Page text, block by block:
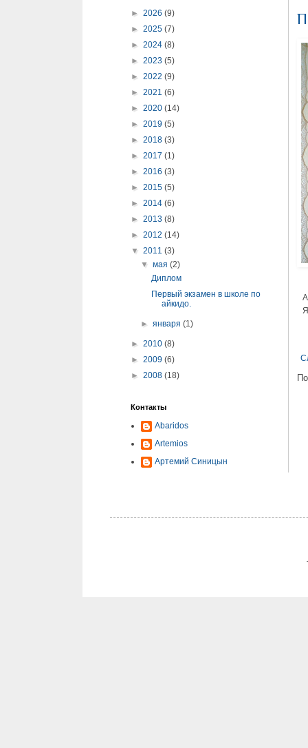
► 2026 (9)
► 2025 (7)
► 2024 (8)
► 2023 (5)
► 2022 (9)
► 2021 (6)
► 2020 (14)
► 2019 (5)
► 2018 (3)
► 2017 (1)
► 2016 (3)
► 2015 (5)
► 2014 (6)
► 2013 (8)
► 2012 (14)
▼ 2011 (3)
▼мая(2)
Диплом
Первый экзамен в школе по
айкидо.
►января(1)
► 2010 (8)
► 2009 (6)
► 2008 (18)
Контакты
Abaridos
Artemios
Артемий Синицын